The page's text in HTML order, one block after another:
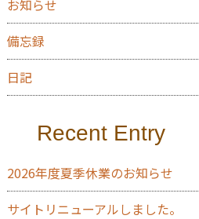
お知らせ
備忘録
日記
Recent Entry
2026年度夏季休業のお知らせ
サイトリニューアルしました。